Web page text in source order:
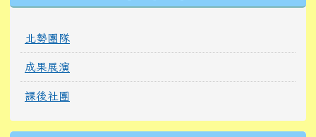
北勢團隊
成果展演
課後社團